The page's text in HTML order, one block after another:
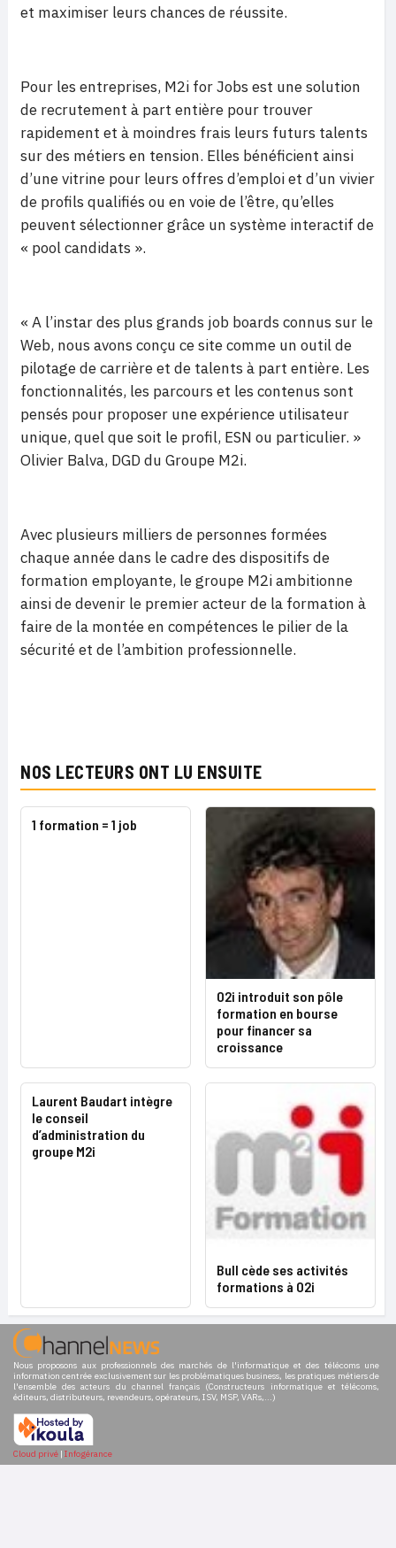
et maximiser leurs chances de réussite.
Pour les entreprises, M2i for Jobs est une solution
de recrutement à part entière pour trouver
rapidement et à moindres frais leurs futurs talents
sur des métiers en tension. Elles bénéficient ainsi
d’une vitrine pour leurs offres d’emploi et d’un vivier
de profils qualifiés ou en voie de l’être, qu’elles
peuvent sélectionner grâce un système interactif de
« pool candidats ».
« A l’instar des plus grands job boards connus sur le
Web, nous avons conçu ce site comme un outil de
pilotage de carrière et de talents à part entière. Les
fonctionnalités, les parcours et les contenus sont
pensés pour proposer une expérience utilisateur
unique, quel que soit le profil, ESN ou particulier. »
Olivier Balva, DGD du Groupe M2i.
Avec plusieurs milliers de personnes formées
chaque année dans le cadre des dispositifs de
formation employante, le groupe M2i ambitionne
ainsi de devenir le premier acteur de la formation à
faire de la montée en compétences le pilier de la
sécurité et de l’ambition professionnelle.
NOS LECTEURS ONT LU ENSUITE
1 formation = 1 job
O2i introduit son pôle
formation en bourse
pour financer sa
croissance
Laurent Baudart intègre
le conseil
d’administration du
groupe M2i
Bull cède ses activités
formations à O2i
Nous proposons aux professionnels des marchés de l'informatique et des télécoms une
information centrée exclusivement sur les problématiques business, les pratiques métiers de
l'ensemble des acteurs du channel français (Constructeurs informatique et télécoms,
éditeurs, distributeurs, revendeurs, opérateurs, ISV, MSP, VARs,...)
Cloud privé | Infogérance